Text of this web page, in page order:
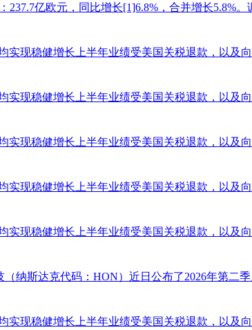
237.7亿欧元，同比增长[1]6.8%，合并增长5.8%
实现稳健增长上半年业绩受美国关税退款，以及
实现稳健增长上半年业绩受美国关税退款，以及
实现稳健增长上半年业绩受美国关税退款，以及
实现稳健增长上半年业绩受美国关税退款，以及
实现稳健增长上半年业绩受美国关税退款，以及
纳斯达克代码：HON）近日公布了2026年第二
实现稳健增长上半年业绩受美国关税退款，以及